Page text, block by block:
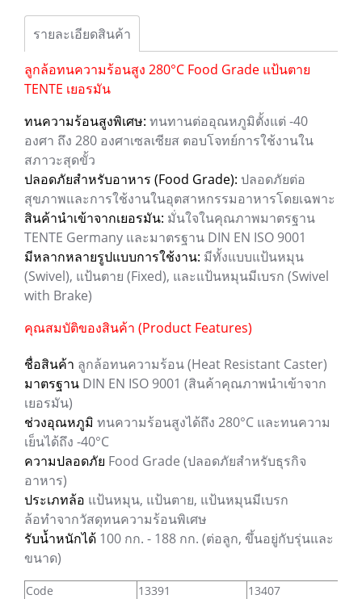
รายละเอียดสินค้า
ลูกล้อทนความร้อนสูง 280°C Food Grade แป้นตาย
TENTE เยอรมัน
ทนความร้อนสูงพิเศษ: ทนทานต่ออุณหภูมิตั้งแต่ -40
องศา ถึง 280 องศาเซลเซียส ตอบโจทย์การใช้งานใน
สภาวะสุดขั้ว
ปลอดภัยสำหรับอาหาร (Food Grade): ปลอดภัยต่อ
สุขภาพและการใช้งานในอุตสาหกรรมอาหารโดยเฉพาะ
สินค้านำเข้าจากเยอรมัน: มั่นใจในคุณภาพมาตรฐาน
TENTE Germany และมาตรฐาน DIN EN ISO 9001
มีหลากหลายรูปแบบการใช้งาน: มีทั้งแบบแป้นหมุน
(Swivel), แป้นตาย (Fixed), และแป้นหมุนมีเบรก (Swivel
with Brake)
คุณสมบัติของสินค้า (Product Features)
ชื่อสินค้า ลูกล้อทนความร้อน (Heat Resistant Caster)
มาตรฐาน DIN EN ISO 9001 (สินค้าคุณภาพนำเข้าจาก
เยอรมัน)
ช่วงอุณหภูมิ ทนความร้อนสูงได้ถึง 280°C และทนความ
เย็นได้ถึง -40°C
ความปลอดภัย Food Grade (ปลอดภัยสำหรับธุรกิจ
อาหาร)
ประเภทล้อ แป้นหมุน, แป้นตาย, แป้นหมุนมีเบรก
ล้อทำจากวัสดุทนความร้อนพิเศษ
รับน้ำหนักได้ 100 กก. - 188 กก. (ต่อลูก, ขึ้นอยู่กับรุ่นและ
ขนาด)
Code 13391
13407